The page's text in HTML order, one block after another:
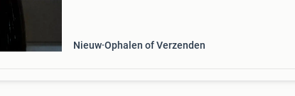
Nieuw Ophalen of Verzenden